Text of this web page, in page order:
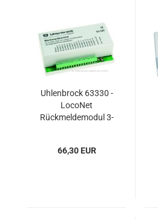
Uhlenbrock 63330 -
LocoNet
Rückmeldemodul 3-
66,30 EUR